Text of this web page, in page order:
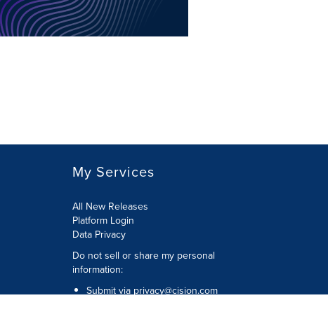
My Services
All New Releases
Platform Login
Data Privacy
Do not sell or share my personal
information:
Submit via privacy@cision.com